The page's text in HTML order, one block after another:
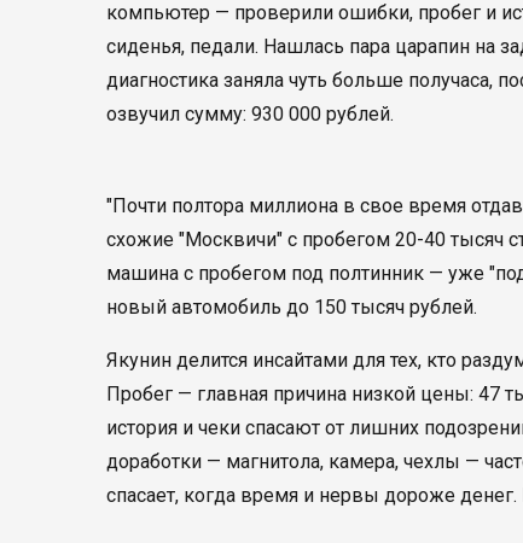
компьютер — проверили ошибки, пробег и
сиденья, педали. Нашлась пара царапин на
диагностика заняла чуть больше получаса,
озвучил сумму: 930 000 рублей.
"Почти полтора миллиона в свое время
схожие "Москвичи" с пробегом 20-40 тысяч
машина с пробегом под полтинник — уже
новый автомобиль до 150 тысяч рублей.
Якунин делится инсайтами для тех, кто
Пробег — главная причина низкой цены: 47
история и чеки спасают от лишних
доработки — магнитола, камера, чехлы —
спасает, когда время и нервы дороже